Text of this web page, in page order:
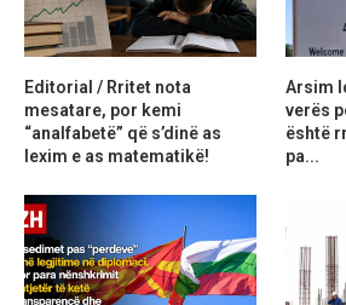
Editorial / Rritet nota
mesatare, por kemi
“analfabetë” që s’dinë as
lexim e as matematikë!
Arsim
verës
është
pa...